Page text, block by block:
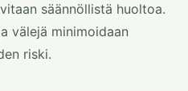
säännöllistä huoltoa.
välejä minimoidaan
riski.